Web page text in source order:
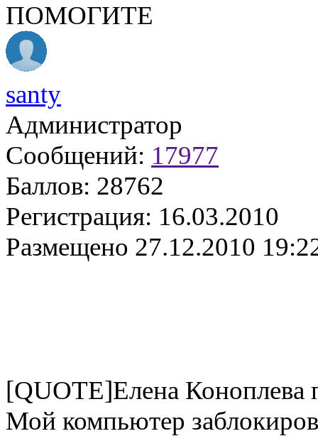
ПОМОГИТЕ
santy
Администратор
Сообщений: 17977
Баллов: 28762
Регистрация: 16.03.2010
Размещено 27.12.2010
[QUOTE]Елена Коноплева
Мой компьютер